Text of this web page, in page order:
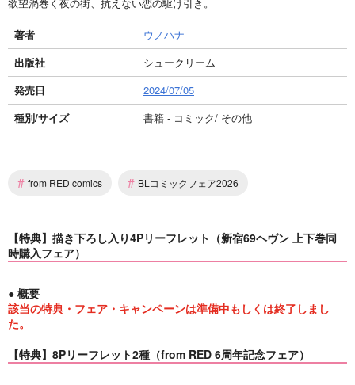
著者
ウノハナ
出版社
シュークリーム
発売日
2024/07/05
種別/サイズ
書籍 - コミック/ その他
# from RED comics # BLコミックフェア2026
【特典】描き下ろし入り4Pリーフレット（新宿69ヘヴン 上下巻同
時購入フェア）
● 概要
該当の特典・フェア・キャンペーンは準備中もしくは終了しまし
た。
【特典】8Pリーフレット2種（from RED 6周年記念フェア）